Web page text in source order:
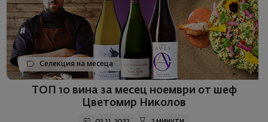
Селекция на месеца
ТОП 10 вина за месец ноември от шеф
Цветомир Николов